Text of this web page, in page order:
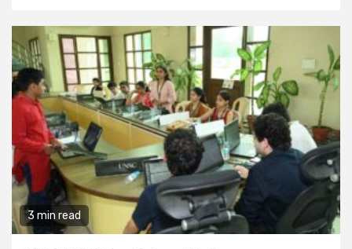
3 min read